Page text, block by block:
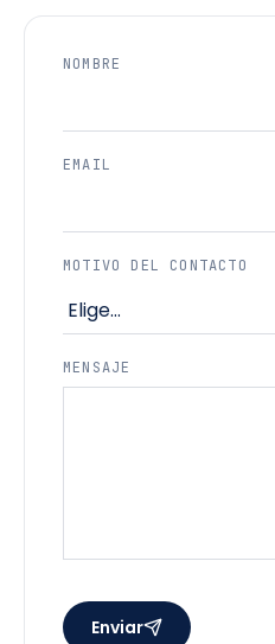
NOMBRE
EMAIL
MOTIVO DEL CONTACTO
MENSAJE
Enviar